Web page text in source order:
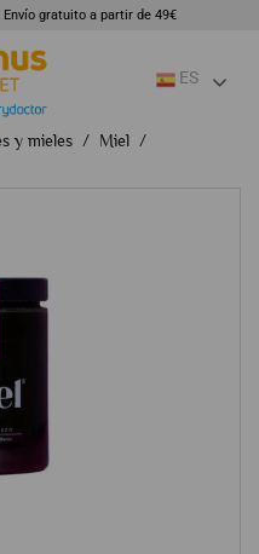
gratuito a partir de 49€
ES
y mieles
Miel